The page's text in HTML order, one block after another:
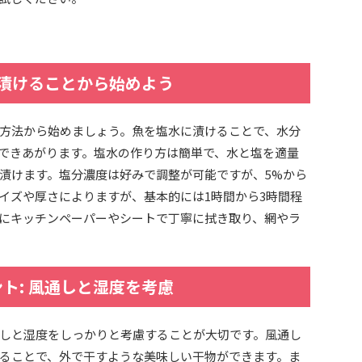
けることから始めよう
法から始めましょう。魚を塩水に漬けることで、水分
きあがります。塩水の作り方は簡単で、水と塩を適量
けます。塩分濃度は好みで調整が可能ですが、5%から
ズや厚さによりますが、基本的には1時間から3時間程
キッチンペーパーやシートで丁寧に拭き取り、網やラ
: 風通しと湿度を考慮
と湿度をしっかりと考慮することが大切です。風通し
ことで、外で干すような美味しい干物ができます。ま